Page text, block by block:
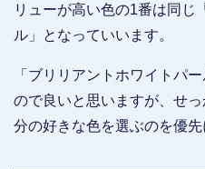
リューが高い色の1番は同じ
ル」となっていいます。
「ブリリアントホワイトパ
ので良いと思いますが、せ
分の好きな色を選ぶのを優